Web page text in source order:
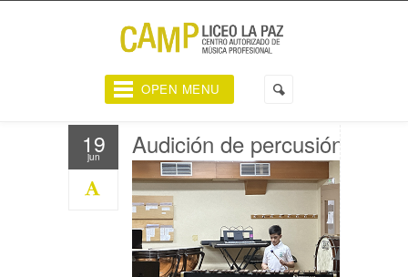
OPEN MENU
19
jun Audición de percusión